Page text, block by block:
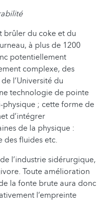
brûler du coke et du
à plus de 1200
potentiellement
complexe, des
l’Université du
technologie de pointe
; cette forme de
d’intégrer
de la physique :
des fluides etc.
l’industrie sidérurgique,
Toute amélioration
la fonte brute aura donc
l’empreinte